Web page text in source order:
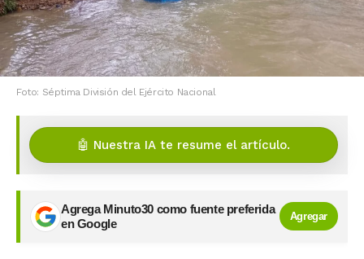
Foto: Séptima División del Ejército Nacional
🤖 Nuestra IA te resume el artículo.
Agrega Minuto30 como fuente preferida
en Google
Agregar